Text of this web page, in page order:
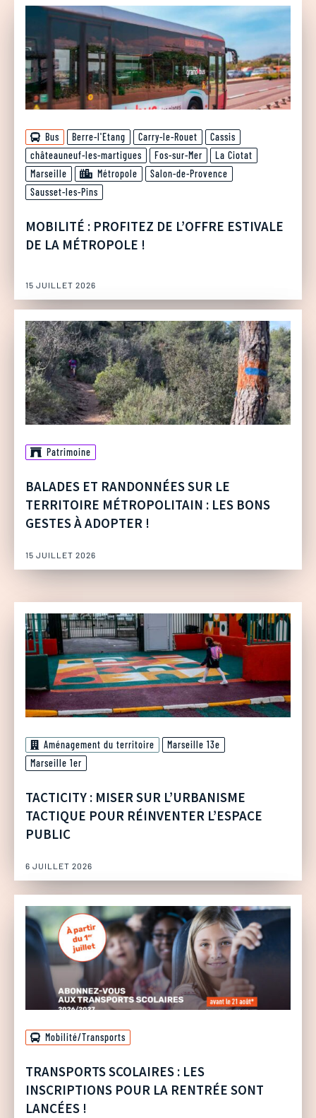
Bus Berre-l'Etang Carry-le-Rouet
Cassis
châteauneuf-les-martigues
Fos-sur-Mer
La Ciotat
Marseille
Métropole
Salon-de-Provence
Sausset-les-Pins
MOBILITÉ : PROFITEZ DE L’OFFRE ESTIVALE
DE LA MÉTROPOLE !
15 JUILLET 2026
Patrimoine
BALADES ET RANDONNÉES SUR LE
TERRITOIRE MÉTROPOLITAIN : LES BONS
GESTES À ADOPTER !
15 JUILLET 2026
Aménagement du territoire
Marseille 13e
Marseille 1er
TACTICITY : MISER SUR L’URBANISME
TACTIQUE POUR RÉINVENTER L’ESPACE
PUBLIC
6 JUILLET 2026
Mobilité/Transports
TRANSPORTS SCOLAIRES : LES
INSCRIPTIONS POUR LA RENTRÉE SONT
LANCÉES !